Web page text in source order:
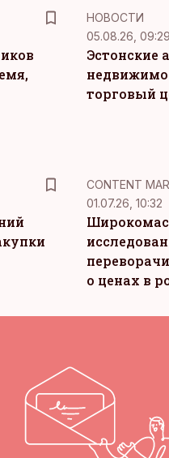
НОВОСТИ
05.08.26, 09:29
Эстонские
торговый
KM
CONTENT
01.07.26, 10:32
о ценах в